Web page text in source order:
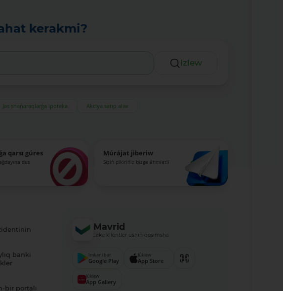
kerakmi?
Izlew
Jas shańaraqlarǵa ipoteka
Akciya satıp alıw
qarsı gúres
dus
Múrájat jiberiw
Siziń pikirińiz bizge áhmietli
banki
bir portalı
Mavrid
Jeke klientler ushın qosımsha
Imkani bar
Google Play
Júklew
App Store
Júklew
App Gallery